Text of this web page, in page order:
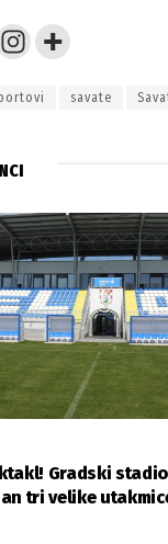
savate
Gradski
tri velike